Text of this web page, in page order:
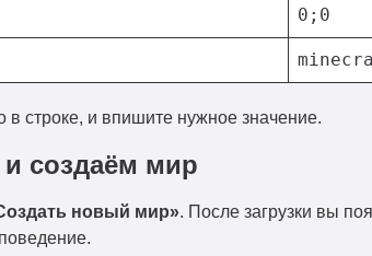
0;0
в строке, и впишите нужное значение.
создаём мир
новый мир». После загрузки вы